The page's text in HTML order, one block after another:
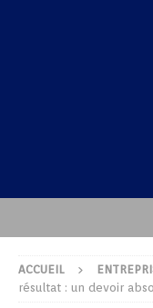
ACCUEIL
résultat : un devoir